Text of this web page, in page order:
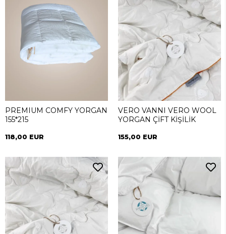
PREMIUM COMFY YORGAN
155*215
118,00 EUR
VERO VANNI VERO WOOL
YORGAN ÇİFT KİŞİLİK
155,00 EUR